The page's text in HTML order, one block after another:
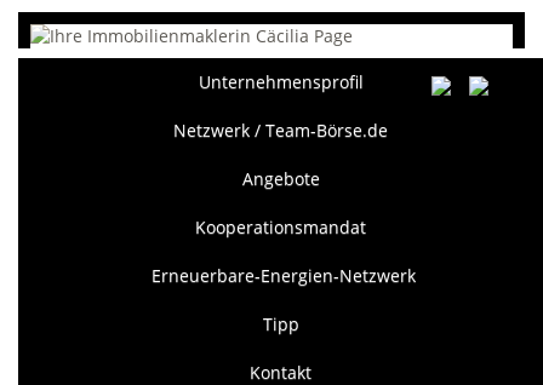
Unternehmensprofil
Netzwerk / Team-Börse.de
Angebote
Kooperationsmandat
Erneuerbare-Energien-Netzwerk
Tipp
Kontakt